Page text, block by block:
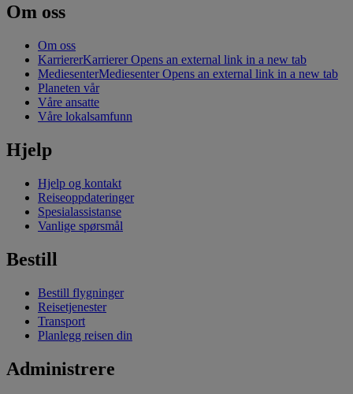
Om oss
Om oss
KarriererKarrierer Opens an external link in a new tab
MediesenterMediesenter Opens an external link in a new tab
Planeten vår
Våre ansatte
Våre lokalsamfunn
Hjelp
Hjelp og kontakt
Reiseoppdateringer
Spesialassistanse
Vanlige spørsmål
Bestill
Bestill flygninger
Reisetjenester
Transport
Planlegg reisen din
Administrere